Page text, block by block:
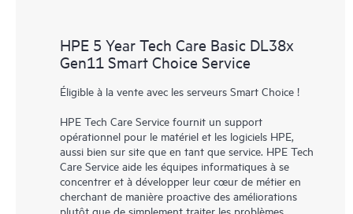
HPE 5 Year Tech Care Basic DL38x
Gen11 Smart Choice Service
Éligible à la vente avec les serveurs Smart Choice !
HPE Tech Care Service fournit un support
opérationnel pour le matériel et les logiciels HPE,
aussi bien sur site que en tant que service. HPE Tech
Care Service aide les équipes informatiques à se
concentrer et à développer leur cœur de métier en
cherchant de manière proactive des améliorations
plutôt que de simplement traiter les problèmes